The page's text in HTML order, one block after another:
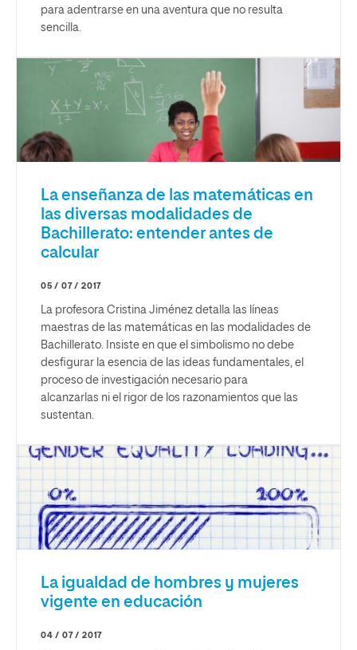
para adentrarse en una aventura que no resulta
sencilla.
La enseñanza de las matemáticas en
las diversas modalidades de
Bachillerato: entender antes de
calcular
05 / 07 / 2017
La profesora Cristina Jiménez detalla las líneas
maestras de las matemáticas en las modalidades de
Bachillerato. Insiste en que el simbolismo no debe
desfigurar la esencia de las ideas fundamentales, el
proceso de investigación necesario para
alcanzarlas ni el rigor de los razonamientos que las
sustentan.
La igualdad de hombres y mujeres
vigente en educación
04 / 07 / 2017